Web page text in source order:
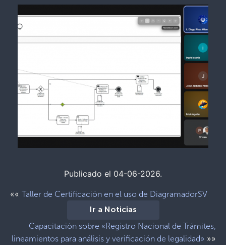
Publicado el 04-06-2026.
«« Taller de Certificación en el uso de DiagramadorSV
Ir a Noticias
Capacitación sobre «Registro Nacional de Trámites,
lineamientos para análisis y verificación de legalidad» »»